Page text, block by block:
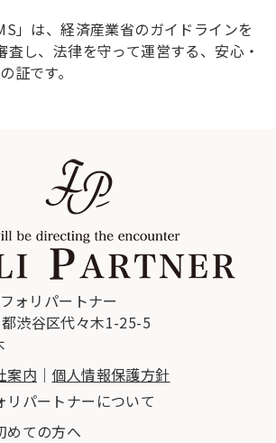
」は、経済産業省のガイドラインを
し、法律を守って運営する、安心・
証です。
ォリパートナー
渋谷区代々木1-25-5
案内 ｜ 個人情報保護方針
リパートナーについて
めての方へ